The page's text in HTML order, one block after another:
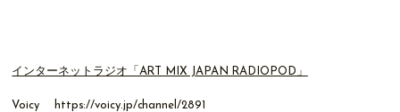
インターネットラジオ「ART MIX JAPAN RADIOPOD」
Voicy
https://voicy.jp/channel/2891